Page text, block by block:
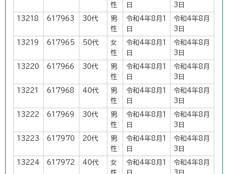
性 日 3日
13218 617963 30代
男
性
令和4年8月1
日
令和4年8月
3日
13219 617965 50代
女
性
令和4年8月1
日
令和4年8月
3日
13220 617966 30代
男
性
令和4年8月1
日
令和4年8月
3日
13221 617968 40代
男
性
令和4年8月1
日
令和4年8月
3日
13222 617969 30代
男
性
令和4年8月1
日
令和4年8月
3日
13223 617970 20代
男
性
令和4年8月1
日
令和4年8月
3日
13224 617972 40代
女
性
令和4年8月1
日
令和4年8月
3日